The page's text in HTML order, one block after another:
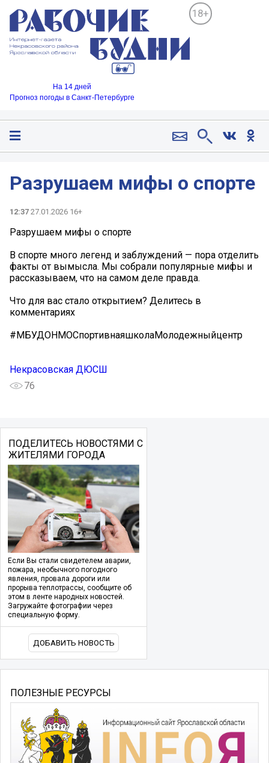
18+
На 14 дней
Прогноз погоды в Санкт-Петербурге
Разрушаем мифы о спорте
12:37 27.01.2026 16+
Разрушаем мифы о спорте ‍
В спорте много легенд и заблуждений — пора отделить
факты от вымысла. Мы собрали популярные мифы и
рассказываем, что на самом деле правда.
Что для вас стало открытием? Делитесь в
комментариях
#МБУДОНМОСпортивнаяшколаМолодежныйцентр
Некрасовская ДЮСШ
76
ПОДЕЛИТЕСЬ НОВОСТЯМИ С
ЖИТЕЛЯМИ ГОРОДА
Если Вы стали свидетелем аварии,
пожара, необычного погодного
явления, провала дороги или
прорыва теплотрассы, сообщите об
этом в ленте народных новостей.
Загружайте фотографии через
специальную форму.
ДОБАВИТЬ НОВОСТЬ
ПОЛЕЗНЫЕ РЕСУРСЫ